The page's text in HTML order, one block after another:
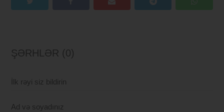
ŞƏRHLƏR (0)
İlk rəyi siz bildirin
Ad və soyadınız